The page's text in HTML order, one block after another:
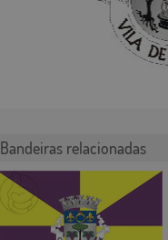
Bandeiras relacionadas